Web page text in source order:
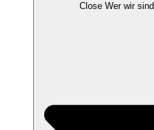
Close Wer wir sind